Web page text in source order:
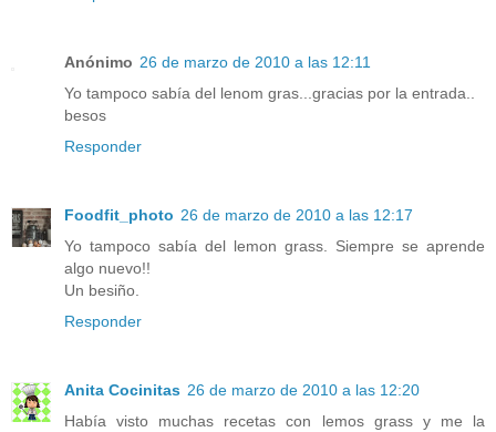
Anónimo 26 de marzo de 2010 a las 12:11
Yo tampoco sabía del lenom gras...gracias por la entrada..
besos
Responder
Foodfit_photo 26 de marzo de 2010 a las 12:17
Yo tampoco sabía del lemon grass. Siempre se aprende
algo nuevo!!
Un besiño.
Responder
Anita Cocinitas 26 de marzo de 2010 a las 12:20
Había visto muchas recetas con lemos grass y me la